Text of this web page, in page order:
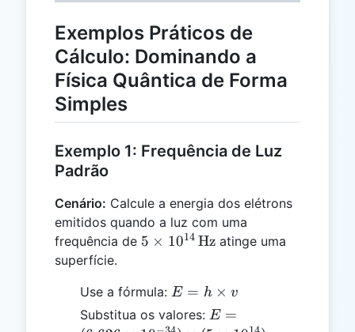
Exemplos Práticos de
Cálculo: Dominando a
Física Quântica de Forma
Simples
Exemplo 1: Frequência de Luz
Padrão
Cenário: Calcule a energia dos elétrons
emitidos quando a luz com uma
frequência de 5 \times
\text{Hz}
5 × 1014 Hzatinge uma
superfície.
Use a fórmula: E = h
\times
v
E = h × v
Substitua os valores: E =
E =